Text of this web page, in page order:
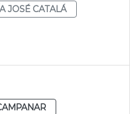
JOSÉ CATALÁ